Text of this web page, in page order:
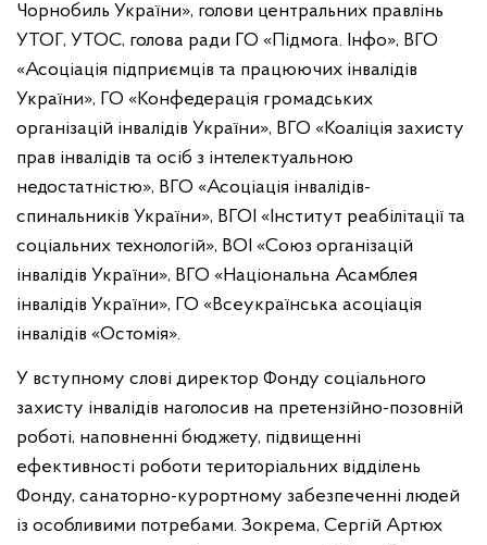
Чорнобиль України», голови центральних правлінь
УТОГ, УТОС, голова ради ГО «Підмога. Інфо», ВГО
«Асоціація підприємців та працюючих інвалідів
України», ГО «Конфедерація громадських
організацій інвалідів України», ВГО «Коаліція захисту
прав інвалідів та осіб з інтелектуальною
недостатністю», ВГО «Асоціація інвалідів-
спинальників України», ВГОІ «Інститут реабілітації та
соціальних технологій», ВОІ «Союз організацій
інвалідів України», ВГО «Національна Асамблея
інвалідів України», ГО «Всеукраїнська асоціація
інвалідів «Остомія».
У вступному слові директор Фонду соціального
захисту інвалідів наголосив на претензійно-позовній
роботі, наповненні бюджету, підвищенні
ефективності роботи територіальних відділень
Фонду, санаторно-курортному забезпеченні людей
із особливими потребами. Зокрема, Сергій Артюх